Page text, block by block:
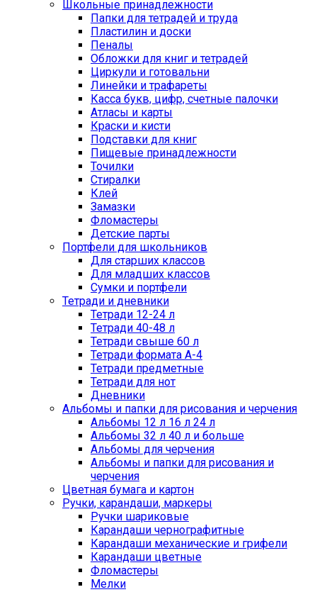
Школьные принадлежности
Папки для тетрадей и труда
Пластилин и доски
Пеналы
Обложки для книг и тетрадей
Циркули и готовальни
Линейки и трафареты
Касса букв, цифр, счетные палочки
Атласы и карты
Краски и кисти
Подставки для книг
Пищевые принадлежности
Точилки
Стиралки
Клей
Замазки
Фломастеры
Детские парты
Портфели для школьников
Для старших классов
Для младших классов
Сумки и портфели
Тетради и дневники
Тетради 12-24 л
Тетради 40-48 л
Тетради свыше 60 л
Тетради формата А-4
Тетради предметные
Тетради для нот
Дневники
Альбомы и папки для рисования и черчения
Альбомы 12 л 16 л 24 л
Альбомы 32 л 40 л и больше
Альбомы для черчения
Альбомы и папки для рисования и
черчения
Цветная бумага и картон
Ручки, карандаши, маркеры
Ручки шариковые
Карандаши чернографитные
Карандаши механические и грифели
Карандаши цветные
Фломастеры
Мелки